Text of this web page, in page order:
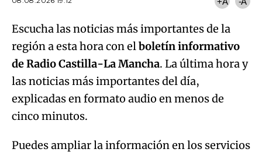
Escucha las noticias más importantes de la
región a esta hora con elboletín informativo
de Radio Castilla-La Mancha. La última hora y
las noticias más importantes del día,
explicadas en formato audio en menos de
cinco minutos.
Puedes ampliar la información en los servicios